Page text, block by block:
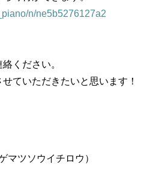
n/ne5b5276127a2
ください。
ていただきたいと思います！
マツソウイチロウ）